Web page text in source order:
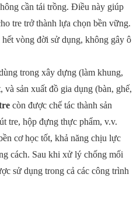
cần tái trồng. Điều này giúp
tre trở thành lựa chọn bền vững.
vòng đời sử dụng, không gây ô
trong xây dựng (làm khung,
và sản xuất đồ gia dụng (bàn, ghế,
còn được chế tác thành sản
tre, hộp đựng thực phẩm, v.v.
cơ học tốt, khả năng chịu lực
cách. Sau khi xử lý chống mối
sử dụng trong cả các công trình